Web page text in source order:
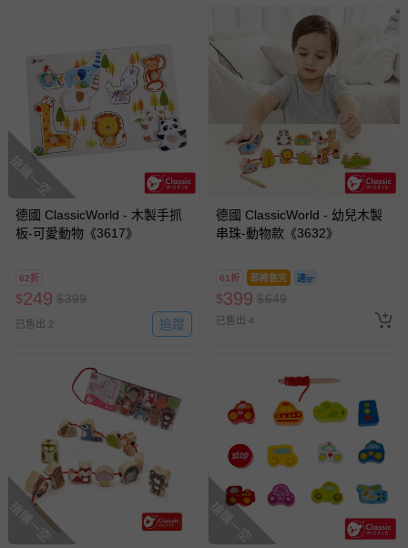
搶購一空
德國 ClassicWorld - 木製手抓
板-可愛動物《3617》
62折
$249 $399
已售出 2 追蹤
德國 ClassicWorld - 幼兒木製
串珠-動物款《3632》
61折 即將售完
$399 $649
已售出 4
搶購一空 搶購一空